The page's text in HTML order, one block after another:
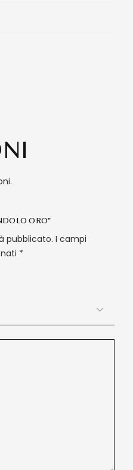
ORO”
pubblicato. I campi
*